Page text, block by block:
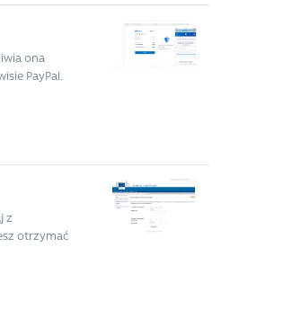
ona
PayPal.
z
otrzymać